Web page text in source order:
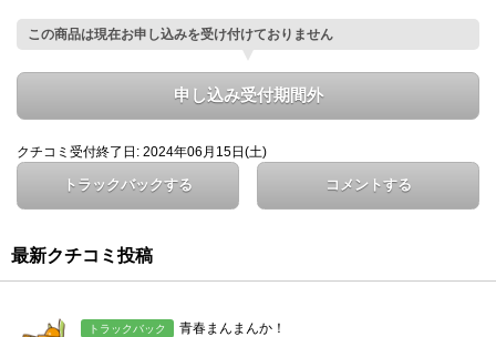
この商品は現在お申し込みを受け付けておりません
申し込み受付期間外
クチコミ受付終了日: 2024年06月15日(土)
トラックバックする コメントする
最新クチコミ投稿
トラックバック 青春まんまんか！